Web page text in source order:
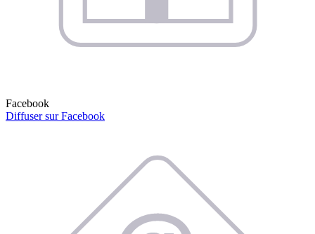
Facebook
Diffuser sur Facebook